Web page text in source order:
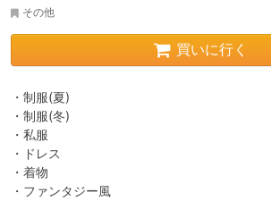
その他
買いに行く
・制服(夏)
・制服(冬)
・私服
・ドレス
・着物
・ファンタジー風